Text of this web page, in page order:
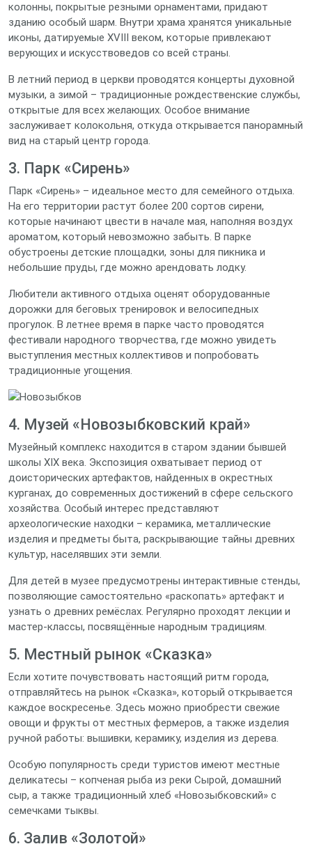
колонны, покрытые резными орнаментами, придают
зданию особый шарм. Внутри храма хранятся уникальные
иконы, датируемые XVIII веком, которые привлекают
верующих и искусствоведов со всей страны.
В летний период в церкви проводятся концерты духовной
музыки, а зимой – традиционные рождественские службы,
открытые для всех желающих. Особое внимание
заслуживает колокольня, откуда открывается панорамный
вид на старый центр города.
3. Парк «Сирень»
Парк «Сирень» – идеальное место для семейного отдыха.
На его территории растут более 200 сортов сирени,
которые начинают цвести в начале мая, наполняя воздух
ароматом, который невозможно забыть. В парке
обустроены детские площадки, зоны для пикника и
небольшие пруды, где можно арендовать лодку.
Любители активного отдыха оценят оборудованные
дорожки для беговых тренировок и велосипедных
прогулок. В летнее время в парке часто проводятся
фестивали народного творчества, где можно увидеть
выступления местных коллективов и попробовать
традиционные угощения.
4. Музей «Новозыбковский край»
Музейный комплекс находится в старом здании бывшей
школы XIX века. Экспозиция охватывает период от
доисторических артефактов, найденных в окрестных
курганах, до современных достижений в сфере сельского
хозяйства. Особый интерес представляют
археологические находки – керамика, металлические
изделия и предметы быта, раскрывающие тайны древних
культур, населявших эти земли.
Для детей в музее предусмотрены интерактивные стенды,
позволяющие самостоятельно «раскопать» артефакт и
узнать о древних ремёслах. Регулярно проходят лекции и
мастер‑классы, посвящённые народным традициям.
5. Местный рынок «Сказка»
Если хотите почувствовать настоящий ритм города,
отправляйтесь на рынок «Сказка», который открывается
каждое воскресенье. Здесь можно приобрести свежие
овощи и фрукты от местных фермеров, а также изделия
ручной работы: вышивки, керамику, изделия из дерева.
Особую популярность среди туристов имеют местные
деликатесы – копченая рыба из реки Сырой, домашний
сыр, а также традиционный хлеб «Новозыбковский» с
семечками тыквы.
6. Залив «Золотой»